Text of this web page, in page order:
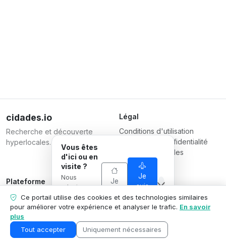
cidades.io
Recherche et découverte
hyperlocales.
Légal
Conditions d'utilisation
Politique de confidentialité
Conditions pour les
entreprises
Plateforme
Inscrire une entreprise
Forfaits
Contactez-nous
Espace entreprise
Responsable
Serverplace Serviços de
Internet
© 2026
Ce portail utilise des cookies et des technologies similaires
pour améliorer votre expérience et analyser le trafic. En savoir
plus
Tout accepter
Uniquement nécessaires
Vous êtes
d'ici ou en
visite ?
Nous
adaptons ce
que nous
montrons à
situation.
Je
d'ici
Je
suis
en
visite